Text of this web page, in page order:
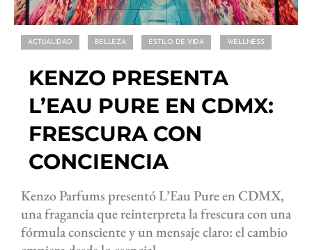
ACTUALIDAD BELLEZA ESTILO DE VIDA WELLNESS
KENZO PRESENTA
L’EAU PURE EN CDMX:
FRESCURA CON
CONCIENCIA
Kenzo Parfums presentó L’Eau Pure en CDMX,
una fragancia que reinterpreta la frescura con una
fórmula consciente y un mensaje claro: el cambio